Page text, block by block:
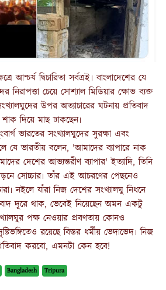
আশ্চর্য দ্বিচারিতা সর্বত্রই৷ বাংলাদেশের যে
নিরাপত্তা চেয়ে সোশ্যাল মিডিয়ার ক্ষোভ ব্যক্ত
উপর অত্যাচারের ঘটনায় প্রতিবাদ
দিয়ে মাছ ঢাকছেন৷
ভারতের সংখ্যালঘুদের সুরক্ষা এবং
যে ভারতীয় বলেন, 'আমাদের ব্যাপারে নাক
দেশের আভ্যন্তরীণ ব্যাপার' ইত্যাদি, তিনি
সোচ্চার৷ তাঁর এই আচরণের পেছনেও
নইলে যাঁরা নিজ দেশের সংখ্যালঘু নিধনে
দূরে থাক, ভেবেই নিয়েছেন অমন একটু
পক্ষ নেওয়ার প্রবণতায় কোনও
রয়েছে বিস্তর ধর্মীয় ভেদাভেদ৷ নিজ
করবো, এমনটা কেন হবে!
Bangladesh Tripura